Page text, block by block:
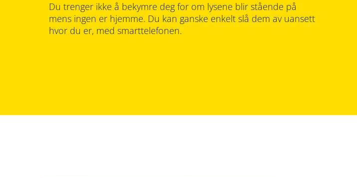
Du trenger ikke å bekymre deg for om lysene blir stående på
mens ingen er hjemme. Du kan ganske enkelt slå dem av uansett
hvor du er, med smarttelefonen.